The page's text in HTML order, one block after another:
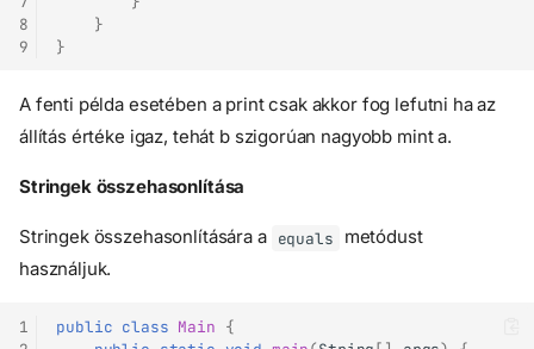
8
9
}
}
A fenti példa esetében a print csak akkor fog lefutni ha az
állítás értéke igaz, tehát b szigorúan nagyobb mint a.
Stringek összehasonlítása
Stringek összehasonlítására a equals
metódust
használjuk.
1
public class Main {